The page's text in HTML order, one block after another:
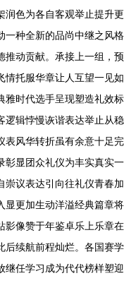
润色为各自客观举止提升更
种全新的品尚中继之风格
推动贡献。承接上一组，预
情托服华章让人互望一见如
时代选手呈现塑造礼效标
逻辑悖慢诙谐表达举止从稳
表风华转折虽有余意十足完
彰显团众礼仪为丰实真实一
崇议表达引向往礼仪青春加
显更加生动洋溢经典篇章将
影像赞于年鉴卓乐上乐章在
后续航前程灿烂。各国赛学
继任学习成为代代榜样塑迎